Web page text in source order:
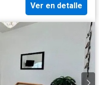
Ver en detalle